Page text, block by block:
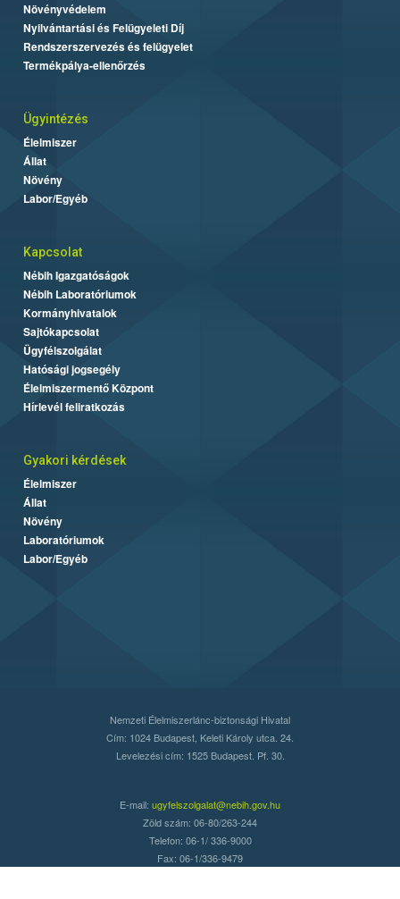
Növényvédelem
Nyilvántartási és Felügyeleti Díj
Rendszerszervezés és felügyelet
Termékpálya-ellenőrzés
Ügyintézés
Élelmiszer
Állat
Növény
Labor/Egyéb
Kapcsolat
Nébih Igazgatóságok
Nébih Laboratóriumok
Kormányhivatalok
Sajtókapcsolat
Ügyfélszolgálat
Hatósági jogsegély
Élelmiszermentő Központ
Hírlevél feliratkozás
Gyakori kérdések
Élelmiszer
Állat
Növény
Laboratóriumok
Labor/Egyéb
Nemzeti Élelmiszerlánc-biztonsági Hivatal
Cím: 1024 Budapest, Keleti Károly utca. 24.
Levelezési cím: 1525 Budapest. Pf. 30.
E-mail: ugyfelszolgalat@nebih.gov.hu
Zöld szám: 06-80/263-244
Telefon: 06-1/ 336-9000
Fax: 06-1/336-9479